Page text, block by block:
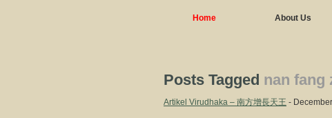
Home About Us
Posts Tagged nan fang
Artikel Virudhaka – 南方增長天王 -